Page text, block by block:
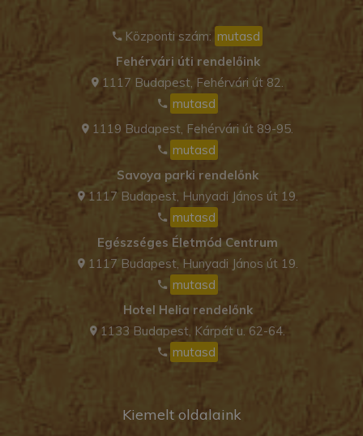
Központi szám: mutasd
Fehérvári úti rendelőink
1117 Budapest, Fehérvári út 82.
mutasd
1119 Budapest, Fehérvári út 89-95.
mutasd
Savoya parki rendelőnk
1117 Budapest, Hunyadi János út 19.
mutasd
Egészséges Életmód Centrum
1117 Budapest, Hunyadi János út 19.
mutasd
Hotel Helia rendelőnk
1133 Budapest, Kárpát u. 62-64.
mutasd
Kiemelt oldalaink